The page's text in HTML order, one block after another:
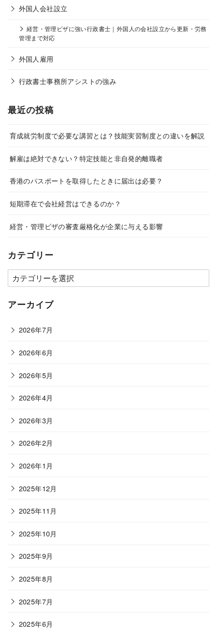
外国人会社設立
経営・管理ビザに強い行政書士｜外国人の会社設立から更新・労務
管理まで対応
外国人雇用
行政書士事務所アシストの強み
最近の投稿
育成就労制度で必要な講習とは？技能実習制度との違いを解説
解雇は絶対できない？特定技能と非自発的離職者
香港のパスポートを取得したときに届出は必要？
短期滞在で会社経営はできるのか？
経営・管理ビザの審査厳格化が企業に与える影響
カテゴリー
カ
テ
ゴ
ー
アーカイブ
2026年7月
2026年6月
2026年5月
2026年4月
2026年3月
2026年2月
2026年1月
2025年12月
2025年11月
2025年10月
2025年9月
2025年8月
2025年7月
2025年6月